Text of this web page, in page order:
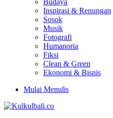
Budaya
Inspirasi & Renungan
Sosok
Musik
Fotografi
Humanoria
Fiksi
Clean & Green
Ekonomi & Bisnis
Mulai Menulis